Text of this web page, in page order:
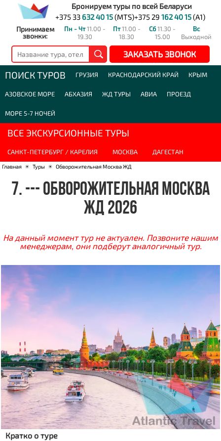
Бронируем туры по всей Беларуси
+375 33 632 40 15(MTS)+375 29 162 40 15(A1)
Принимаем
звонки:
Пн - Чт11.00 -
19.30
Пт11.00 -
18.30
Сб11.30 -
15.00
Вс
Выходной
ЗАКАЗАТЬ ЗВОНОК
ПОИСК ТУРОВ ГРУЗИЯ КРАСНОДАРСКИЙ КРАЙ КРЫМ
АЗОВСКОЕ МОРЕ АБХАЗИЯ ЖД ТУРЫ АВИА ПРОЕЗД
МОРЕ 5-7 НОЧЕЙ
ВСЕ ЭКСКУРСИОННЫЕ ТУРЫ
САНКТ-ПЕТЕРБУРГ / КАРЕЛИЯ МОСКВА ДАГЕСТАН
Главная ☀ Туры ☀ Обворожительная Москва ЖД
7. --- ОБВОРОЖИТЕЛЬНАЯ МОСКВА
ЖД 2026
На данный момент тур не актуален. Позвоните нашим
менеджерам, они подберут аналогичный тур.
Кратко о туре